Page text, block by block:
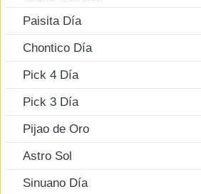
Paisita Día
Chontico Día
Pick 4 Día
Pick 3 Día
Pijao de Oro
Astro Sol
Sinuano Día